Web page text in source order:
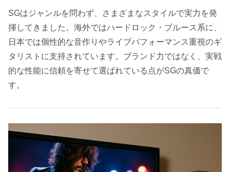
SGはジャンルを問わず、さまざまなスタイルで実力を発
揮してきました。海外ではハードロック・ブルース系に、
日本では個性的な音作りやライブパフォーマンス重視のギ
タリストに支持されています。ブランド力ではなく、実戦
的な性能に信頼を寄せて選ばれている点がSGの真価で
す。